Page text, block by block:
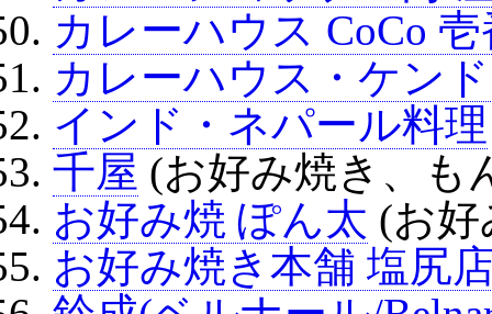
カレーハウス CoCo
カレーハウス・ケン
インド・ネパール料理
千屋 (お好み焼き、も
お好み焼 ぽん太 (お好
お好み焼き本舗 塩尻